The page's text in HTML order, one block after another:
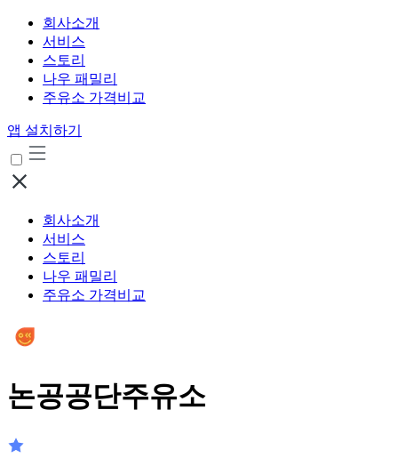
회사소개
서비스
스토리
나우 패밀리
주유소 가격비교
앱 설치하기
회사소개
서비스
스토리
나우 패밀리
주유소 가격비교
논공공단주유소